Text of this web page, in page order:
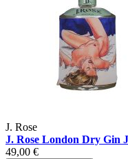
J. Rose
J. Rose London Dry Gin
49,00 €